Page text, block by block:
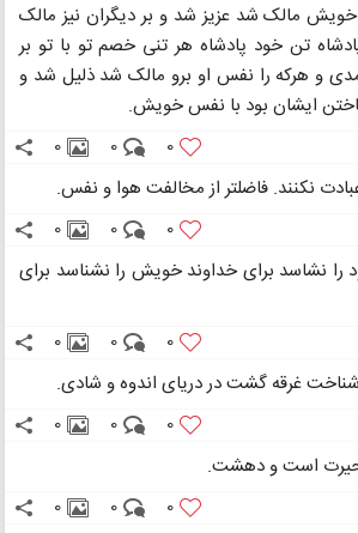
مالک شد عزیز شد و بر دیگران نیز مالک
تن خود پادشاه هر تنی خصم تو با تو بر
و هرکه را نفس او برو مالک شد ذلیل شد و
ایشان بود با نفس خویش.
0
0
0
نکنند. فاضلتر از مخالفت هوا و نفس.
0
0
0
نشاسد برای خداوند خویش را نشناسد برای
0
0
0
غرقه گشت در دریای اندوه و شادی.
0
0
0
است و دهشت.
0
0
0